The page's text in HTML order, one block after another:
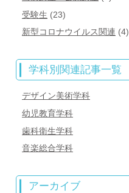
受験生 (23)
新型コロナウイルス関連 (4)
学科別関連記事一覧
デザイン美術学科
幼児教育学科
歯科衛生学科
音楽総合学科
アーカイブ